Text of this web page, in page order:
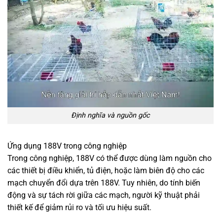
Định nghĩa và nguồn gốc
Ứng dụng 188V trong công nghiệp
Trong công nghiệp, 188V có thể được dùng làm nguồn cho
các thiết bị điều khiển, tủ điện, hoặc làm biên độ cho các
mạch chuyển đổi dựa trên 188V. Tuy nhiên, do tính biến
động và sự tách rời giữa các mạch, người kỹ thuật phải
thiết kế để giảm rủi ro và tối ưu hiệu suất.